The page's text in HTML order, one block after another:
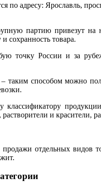
по адресу: Ярославль,
партию привезут на
сохранность товара.
точку России и за
таким способом можно
классификатору
и красители,
отдельных видов